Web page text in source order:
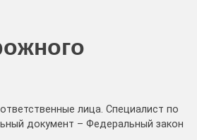
лица. Специалист по
документ – Федеральный закон